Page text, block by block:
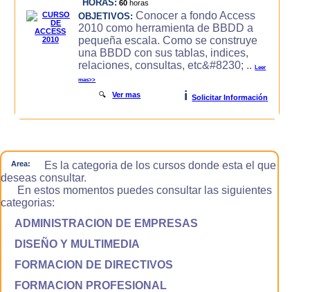
HORAS: 60 horas
OBJETIVOS: Conocer a fondo Access
2010 como herramienta de BBDD a
pequeña escala. Como se construye
una BBDD con sus tablas, indices,
relaciones, consultas, etc&#8230; ..Leer
mas>>
🔍Ver mas i Solicitar Información
Area:
Es la categoria de los cursos donde esta el que
deseas consultar.
En estos momentos puedes consultar las siguientes
categorias:
ADMINISTRACION DE EMPRESAS
DISEÑO Y MULTIMEDIA
FORMACION DE DIRECTIVOS
FORMACION PROFESIONAL